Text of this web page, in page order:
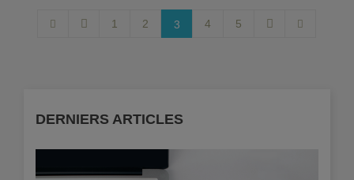
DERNIERS ARTICLES
1 2 3 4 5